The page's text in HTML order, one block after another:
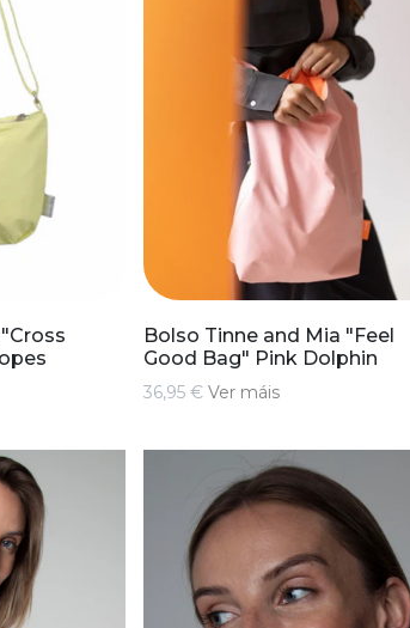
Bolso Tinne and Mia "Feel
Good Bag" Pink Dolphin
36,95 €Ver máis